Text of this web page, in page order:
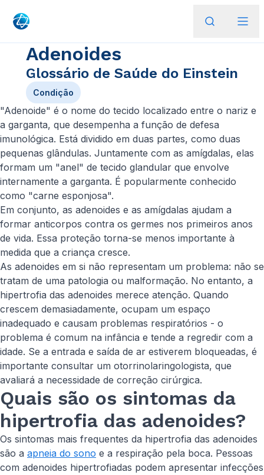
Adenoides
Glossário de Saúde do Einstein
Condição
"Adenoide" é o nome do tecido localizado entre o nariz e
a garganta, que desempenha a função de defesa
imunológica. Está dividido em duas partes, como duas
pequenas glândulas. Juntamente com as amígdalas, elas
formam um "anel" de tecido glandular que envolve
internamente a garganta. É popularmente conhecido
como "carne esponjosa".
Em conjunto, as adenoides e as amígdalas ajudam a
formar anticorpos contra os germes nos primeiros anos
de vida. Essa proteção torna-se menos importante à
medida que a criança cresce.
As adenoides em si não representam um problema: não se
tratam de uma patologia ou malformação. No entanto, a
hipertrofia das adenoides merece atenção. Quando
crescem demasiadamente, ocupam um espaço
inadequado e causam problemas respiratórios - o
problema é comum na infância e tende a regredir com a
idade. Se a entrada e saída de ar estiverem bloqueadas, é
importante consultar um otorrinolaringologista, que
avaliará a necessidade de correção cirúrgica.
Quais são os sintomas da
hipertrofia das adenoides?
Os sintomas mais frequentes da hipertrofia das adenoides
são a apneia do sono e a respiração pela boca. Pessoas
com adenoides hipertrofiadas podem apresentar infecções